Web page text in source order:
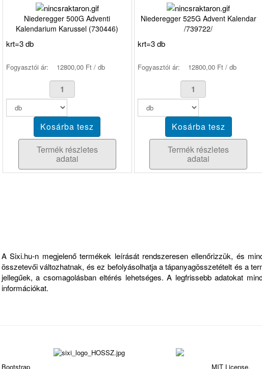
Niederegger 500G Adventi
Kalendarium Karussel (730446)
krt=3 db
Fogyasztói ár: 12800,00 Ft / db
Termék részletes
adatai
Niederegger 525G Advent Kalendar
/739722/
krt=3 db
Fogyasztói ár: 12800,00 Ft / db
Termék részletes
adatai
A Sixi.hu-n megjelenő termékek leírását rendszeresen ellenőrizzük, és
összetevői változhatnak, és ez befolyásolhatja a tápanyagösszetételt és a
jellegűek, a csomagolásban eltérés lehetséges. A legfrissebb adatokat
információkat.
Bootstrap MIT License.